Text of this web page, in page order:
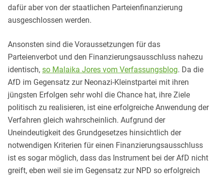
dafür aber von der staatlichen Parteienfinanzierung
ausgeschlossen werden.
Ansonsten sind die Voraussetzungen für das
Parteienverbot und den Finanzierungsausschluss nahezu
identisch, so Malaika Jores vom Verfassungsblog. Da die
AfD im Gegensatz zur Neonazi-Kleinstpartei mit ihren
jüngsten Erfolgen sehr wohl die Chance hat, ihre Ziele
politisch zu realisieren, ist eine erfolgreiche Anwendung der
Verfahren gleich wahrscheinlich. Aufgrund der
Uneindeutigkeit des Grundgesetzes hinsichtlich der
notwendigen Kriterien für einen Finanzierungsausschluss
ist es sogar möglich, dass das Instrument bei der AfD nicht
greift, eben weil sie im Gegensatz zur NPD so erfolgreich